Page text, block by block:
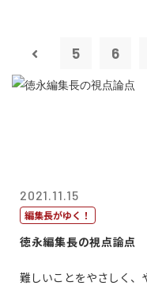
5 6
2021.11.15
編集長がゆく！
徳永編集長の視点論点
難しいことをやさしく、